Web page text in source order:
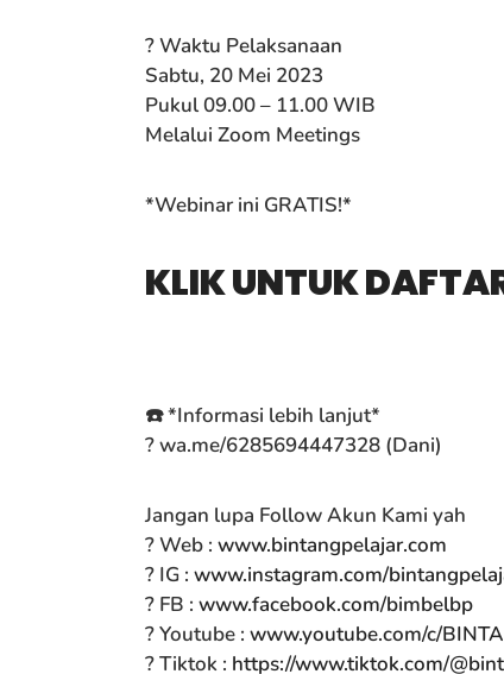
? Waktu Pelaksanaan
Sabtu, 20 Mei 2023
Pukul 09.00 – 11.00 WIB
Melalui Zoom Meetings
*Webinar ini GRATIS!*
KLIK UNTUK
☎️ *Informasi lebih lanjut*
? wa.me/6285694447328 (Dani)
Jangan lupa Follow Akun Kami yah
? Web : www.bintangpelajar.com
? IG : www.instagram.com/
? FB : www.facebook.com/bimbelbp
? Youtube : www.youtube.com/c/
? Tiktok : https://www.tiktok.com/